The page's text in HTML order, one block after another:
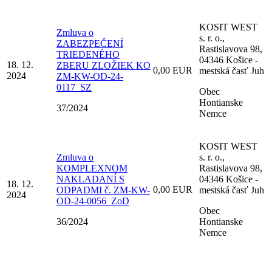
18. 12.
2024
Zmluva o
ZABEZPEČENÍ
TRIEDENÉHO
ZBERU ZLOŽIEK KO
ZM-KW-OD-24-
0117_SZ
37/2024
0,00 EUR
KOSIT WEST
s. r. o.,
Rastislavova 98,
04346 Košice -
mestská časť Juh
Obec
Hontianske
Nemce
18. 12.
2024
Zmluva o
KOMPLEXNOM
NAKLADANÍ S
ODPADMI č. ZM-KW-
OD-24-0056_ZoD
36/2024
0,00 EUR
KOSIT WEST
s. r. o.,
Rastislavova 98,
04346 Košice -
mestská časť Juh
Obec
Hontianske
Nemce